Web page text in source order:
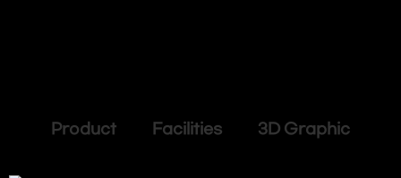
Product Facilities 3D Graphic